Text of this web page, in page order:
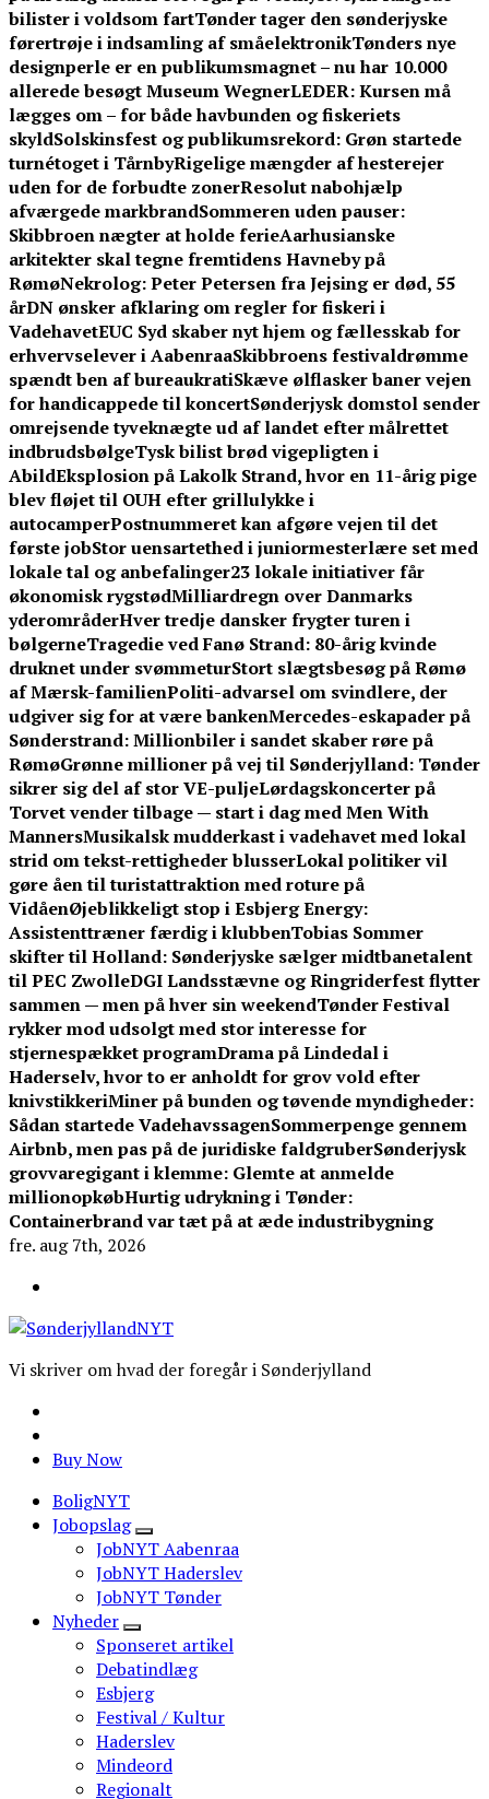
bilister i voldsom fartTønder tager den sønderjyske
førertrøje i indsamling af småelektronikTønders nye
designperle er en publikumsmagnet – nu har 10.000
allerede besøgt Museum WegnerLEDER: Kursen må
lægges om – for både havbunden og fiskeriets
skyldSolskinsfest og publikumsrekord: Grøn startede
turnétoget i TårnbyRigelige mængder af hesterejer
uden for de forbudte zonerResolut nabohjælp
afværgede markbrandSommeren uden pauser:
Skibbroen nægter at holde ferieAarhusianske
arkitekter skal tegne fremtidens Havneby på
RømøNekrolog: Peter Petersen fra Jejsing er død, 55
årDN ønsker afklaring om regler for fiskeri i
VadehavetEUC Syd skaber nyt hjem og fællesskab for
erhvervselever i AabenraaSkibbroens festivaldrømme
spændt ben af bureaukratiSkæve ølflasker baner vejen
for handicappede til koncertSønderjysk domstol sender
omrejsende tyveknægte ud af landet efter målrettet
indbrudsbølgeTysk bilist brød vigepligten i
AbildEksplosion på Lakolk Strand, hvor en 11-årig pige
blev fløjet til OUH efter grillulykke i
autocamperPostnummeret kan afgøre vejen til det
første jobStor uensartethed i juniormesterlære set med
lokale tal og anbefalinger23 lokale initiativer får
økonomisk rygstødMilliardregn over Danmarks
yderområderHver tredje dansker frygter turen i
bølgerneTragedie ved Fanø Strand: 80-årig kvinde
druknet under svømmeturStort slægtsbesøg på Rømø
af Mærsk-familienPoliti-advarsel om svindlere, der
udgiver sig for at være bankenMercedes-eskapader på
Sønderstrand: Millionbiler i sandet skaber røre på
RømøGrønne millioner på vej til Sønderjylland: Tønder
sikrer sig del af stor VE-puljeLørdagskoncerter på
Torvet vender tilbage — start i dag med Men With
MannersMusikalsk mudderkast i vadehavet med lokal
strid om tekst-rettigheder blusserLokal politiker vil
gøre åen til turistattraktion med roture på
VidåenØjeblikkeligt stop i Esbjerg Energy:
Assistenttræner færdig i klubbenTobias Sommer
skifter til Holland: Sønderjyske sælger midtbanetalent
til PEC ZwolleDGI Landsstævne og Ringriderfest flytter
sammen — men på hver sin weekendTønder Festival
rykker mod udsolgt med stor interesse for
stjernespækket programDrama på Lindedal i
Haderselv, hvor to er anholdt for grov vold efter
knivstikkeriMiner på bunden og tøvende myndigheder:
Sådan startede VadehavssagenSommerpenge gennem
Airbnb, men pas på de juridiske faldgruberSønderjysk
grovvaregigant i klemme: Glemte at anmelde
millionopkøbHurtig udrykning i Tønder:
Containerbrand var tæt på at æde industribygning
fre. aug 7th, 2026
Vi skriver om hvad der foregår i Sønderjylland
Buy Now
BoligNYT
Jobopslag
JobNYT Aabenraa
JobNYT Haderslev
JobNYT Tønder
Nyheder
Sponseret artikel
Debatindlæg
Esbjerg
Festival / Kultur
Haderslev
Mindeord
Regionalt